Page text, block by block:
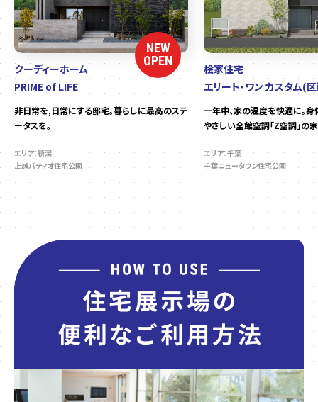
NEW
OPEN
クーディーホーム
PRIME of LIFE
非日常を,日常にする邸宅。暮らしに最高のステ
ータスを。
エリア：新潟
上越パティオ住宅公園
桧家住宅
エリート・ワン カスタム(
一年中、家の温度を快適に。
やさしい全館空調「Z空調」の家
エリア：千葉
千葉ニュータウン住宅公園